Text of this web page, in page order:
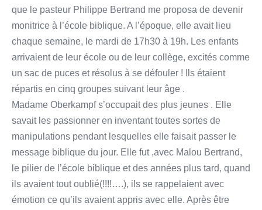
que le pasteur Philippe Bertrand me proposa de devenir
monitrice à l’école biblique. A l’époque, elle avait lieu
chaque semaine, le mardi de 17h30 à 19h. Les enfants
arrivaient de leur école ou de leur collège, excités comme
un sac de puces et résolus à se défouler ! Ils étaient
répartis en cinq groupes suivant leur âge .
Madame Oberkampf s’occupait des plus jeunes . Elle
savait les passionner en inventant toutes sortes de
manipulations pendant lesquelles elle faisait passer le
message biblique du jour. Elle fut ,avec Malou Bertrand,
le pilier de l’école biblique et des années plus tard, quand
ils avaient tout oublié(!!!!….), ils se rappelaient avec
émotion ce qu’ils avaient appris avec elle. Après être